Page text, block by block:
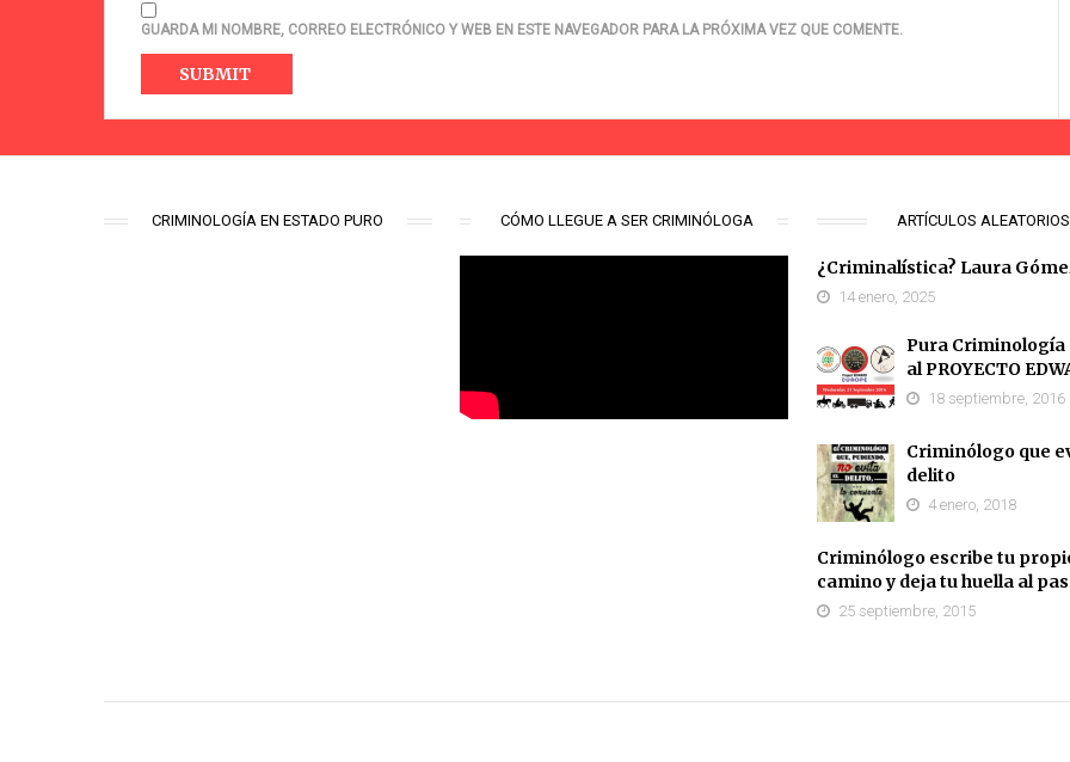
GUARDA MI NOMBRE, CORREO ELECTRÓNICO Y WEB EN ESTE NAVEGADOR PARA LA PRÓXIMA VEZ QUE COMENTE.
CRIMINOLOGÍA EN ESTADO PURO CÓMO LLEGUE A SER CRIMINÓLOGA ARTÍCULOS ALEATORIOS
¿Criminalística? Laura
14 enero, 2025
Pura Criminología
al PROYECTO
18 septiembre, 2016
Criminólogo que
delito
4 enero, 2018
Criminólogo escribe tu
camino y deja tu huella al
25 septiembre, 2015